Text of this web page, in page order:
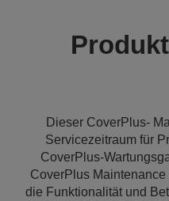
Dieser CoverPlus-
Servicezeitraum für
CoverPlus-
CoverPlus
die Funktionalität und